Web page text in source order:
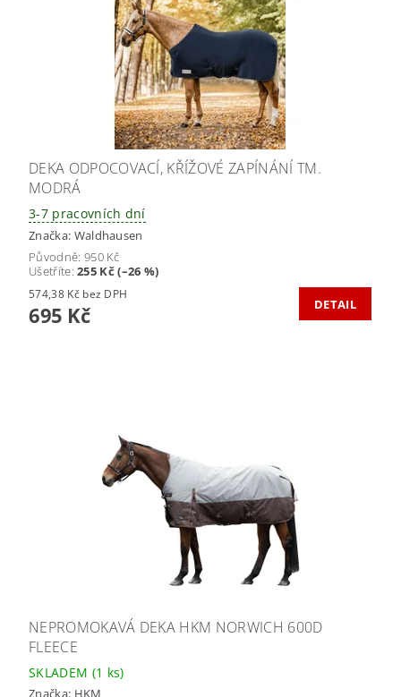
DEKA ODPOCOVACÍ, KŘÍŽOVÉ ZAPÍNÁNÍ TM.
MODRÁ
3-7 pracovních dní
Značka: Waldhausen
Původně: 950 Kč
Ušetříte:255 Kč (–26 %)
574,38 Kč bez DPH
695 Kč DETAIL
NEPROMOKAVÁ DEKA HKM NORWICH 600D
FLEECE
SKLADEM (1 ks)
Značka: HKM